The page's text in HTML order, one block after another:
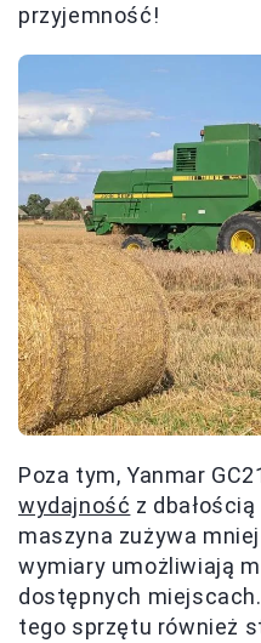
przyjemność!
Poza tym, Yanmar
wydajność z
maszyna zużywa
wymiary umożliwiają
dostępnych miejscach.
tego sprzętu również